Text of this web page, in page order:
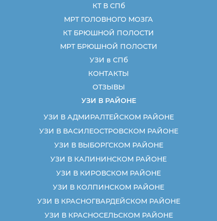
КТ В СПб
МРТ ГОЛОВНОГО МОЗГА
КТ БРЮШНОЙ ПОЛОСТИ
МРТ БРЮШНОЙ ПОЛОСТИ
УЗИ в СПб
КОНТАКТЫ
ОТЗЫВЫ
УЗИ В РАЙОНЕ
УЗИ В АДМИРАЛТЕЙСКОМ РАЙОНЕ
УЗИ В ВАСИЛЕОСТРОВСКОМ РАЙОНЕ
УЗИ В ВЫБОРГСКОМ РАЙОНЕ
УЗИ В КАЛИНИНСКОМ РАЙОНЕ
УЗИ В КИРОВСКОМ РАЙОНЕ
УЗИ В КОЛПИНСКОМ РАЙОНЕ
УЗИ В КРАСНОГВАРДЕЙСКОМ РАЙОНЕ
УЗИ В КРАСНОСЕЛЬСКОМ РАЙОНЕ